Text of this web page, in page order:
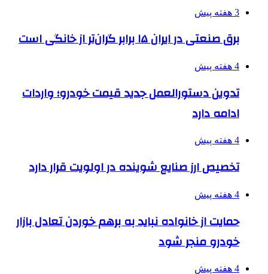
3 هفته پیش
برق صنعتی در ایران ۱۵ برابر گران‌تر از خانگی است
4 هفته پیش
تدوین دستورالعمل جدید قیمت خودرو؛ واردات
ادامه دارد
4 هفته پیش
تخصیص ارز صنایع شوینده در اولویت قرار دارد
4 هفته پیش
حمایت از خانواده نباید به برهم خوردن تعادل بازار
خودرو منجر شود
4 هفته پیش